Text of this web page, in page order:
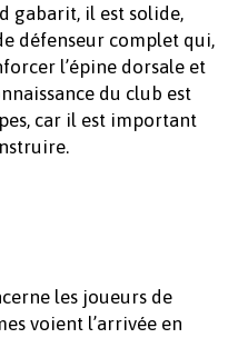
gabarit, il est solide,
défenseur complet qui,
l’épine dorsale et
du club est
car il est important
les joueurs de
voient l’arrivée en